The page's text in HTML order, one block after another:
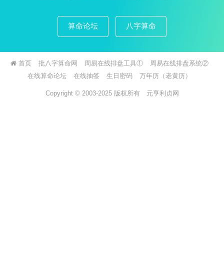
算命论坛 八字算命
首页 批八字算命网 周易在线排盘工具①
周易在线排盘系统②
在线算命论坛
在线抽签 生日密码 万年历（老黄历）
Copyright © 2003-2025 版权所有 元亨利贞网